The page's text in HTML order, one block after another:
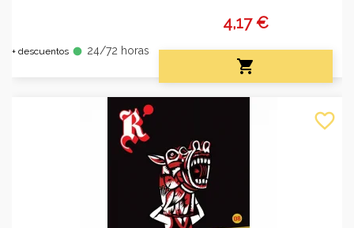
+ descuentos fiber_manual_record 24/72 horas
4,17 €

favorite_border